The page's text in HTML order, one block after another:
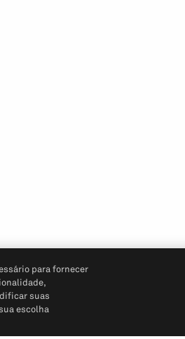
para fornecer
suas
escolha